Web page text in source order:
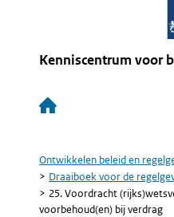
Kenniscentrum voor
Hoofdnavigatie
Kruimelpad
Ontwikkelen beleid en
Draaiboek voor de
25. Voordracht
voorbehoud(en) bij verdrag